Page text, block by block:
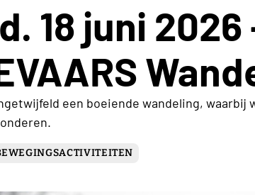
18 juni 2026
een boeiende wandeling, waarbij